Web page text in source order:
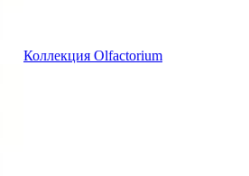
Коллекция Olfactorium